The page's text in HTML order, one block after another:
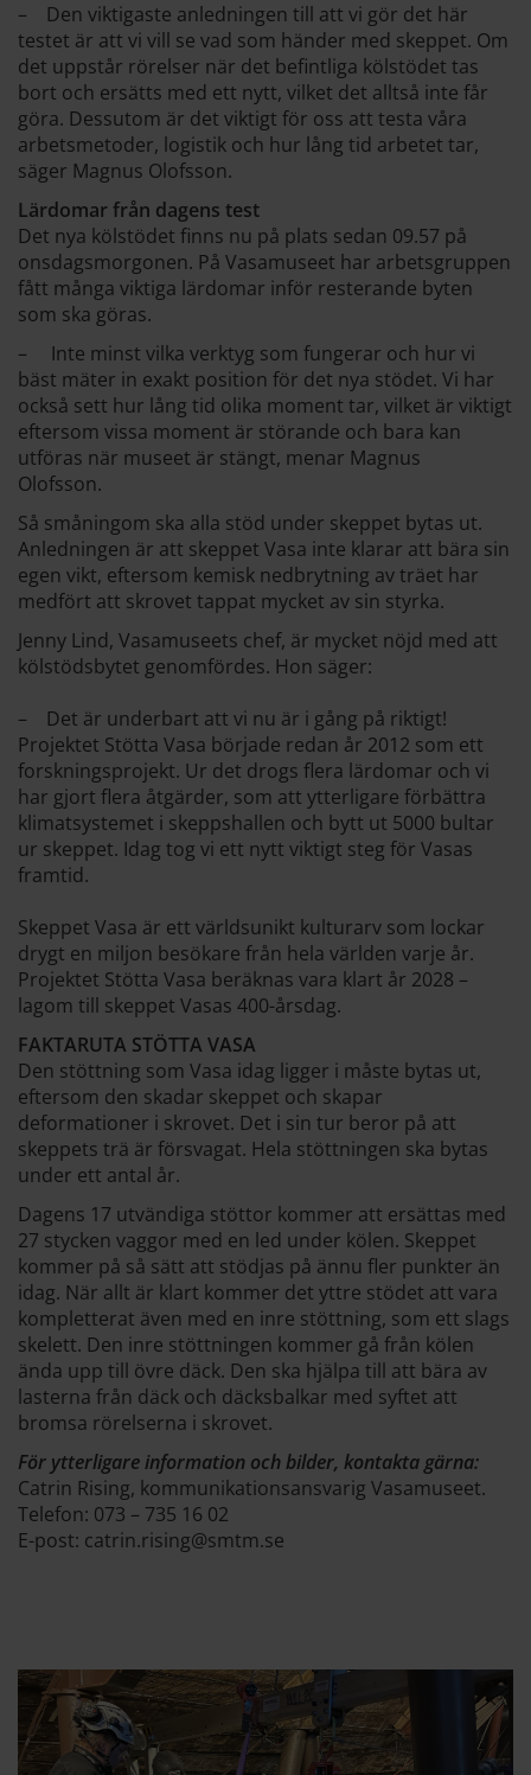
– Den viktigaste anledningen till att vi gör det här
testet är att vi vill se vad som händer med skeppet. Om
det uppstår rörelser när det befintliga kölstödet tas
bort och ersätts med ett nytt, vilket det alltså inte får
göra. Dessutom är det viktigt för oss att testa våra
arbetsmetoder, logistik och hur lång tid arbetet tar,
säger Magnus Olofsson.
Lärdomar från dagens test
Det nya kölstödet finns nu på plats sedan 09.57 på
onsdagsmorgonen. På Vasamuseet har arbetsgruppen
fått många viktiga lärdomar inför resterande byten
som ska göras.
– Inte minst vilka verktyg som fungerar och hur vi
bäst mäter in exakt position för det nya stödet. Vi har
också sett hur lång tid olika moment tar, vilket är viktigt
eftersom vissa moment är störande och bara kan
utföras när museet är stängt, menar Magnus
Olofsson.
Så småningom ska alla stöd under skeppet bytas ut.
Anledningen är att skeppet Vasa inte klarar att bära sin
egen vikt, eftersom kemisk nedbrytning av träet har
medfört att skrovet tappat mycket av sin styrka.
Jenny Lind, Vasamuseets chef, är mycket nöjd med att
kölstödsbytet genomfördes. Hon säger:
– Det är underbart att vi nu är i gång på riktigt!
Projektet Stötta Vasa började redan år 2012 som ett
forskningsprojekt. Ur det drogs flera lärdomar och vi
har gjort flera åtgärder, som att ytterligare förbättra
klimatsystemet i skeppshallen och bytt ut 5000 bultar
ur skeppet. Idag tog vi ett nytt viktigt steg för Vasas
framtid.
Skeppet Vasa är ett världsunikt kulturarv som lockar
drygt en miljon besökare från hela världen varje år.
Projektet Stötta Vasa beräknas vara klart år 2028 –
lagom till skeppet Vasas 400-årsdag.
FAKTARUTA STÖTTA VASA
Den stöttning som Vasa idag ligger i måste bytas ut,
eftersom den skadar skeppet och skapar
deformationer i skrovet. Det i sin tur beror på att
skeppets trä är försvagat. Hela stöttningen ska bytas
under ett antal år.
Dagens 17 utvändiga stöttor kommer att ersättas med
27 stycken vaggor med en led under kölen. Skeppet
kommer på så sätt att stödjas på ännu fler punkter än
idag. När allt är klart kommer det yttre stödet att vara
kompletterat även med en inre stöttning, som ett slags
skelett. Den inre stöttningen kommer gå från kölen
ända upp till övre däck. Den ska hjälpa till att bära av
lasterna från däck och däcksbalkar med syftet att
bromsa rörelserna i skrovet.
För ytterligare information och bilder, kontakta gärna:
Catrin Rising, kommunikationsansvarig Vasamuseet.
Telefon: 073 – 735 16 02
E-post: catrin.rising@smtm.se